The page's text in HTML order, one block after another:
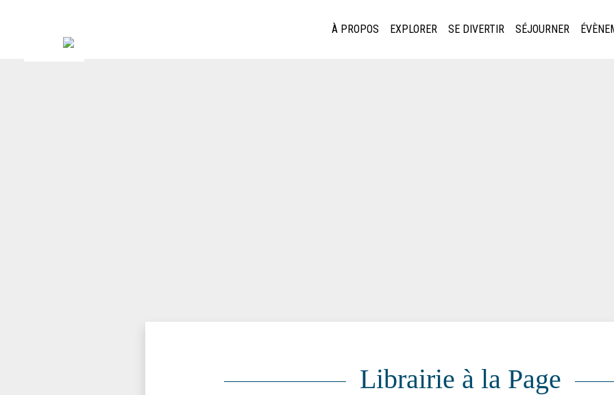
À PROPOS EXPLORER SE DIVERTIR SÉJOURNER
Librairie à la Page